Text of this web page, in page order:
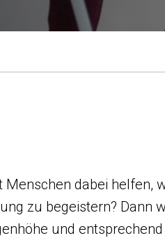
dabei helfen,
zu begeistern? Dann
und